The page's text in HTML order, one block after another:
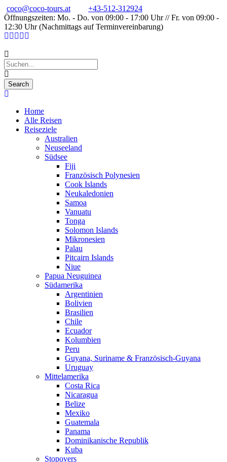
coco@coco-tours.at
+43-512-312924
Öffnungszeiten: Mo. - Do. von 09:00 - 17:00 Uhr // Fr. von 09:00 -
12:30 Uhr (Nachmittags auf Terminvereinbarung)
Home
Alle Reisen
Reiseziele
Australien
Neuseeland
Südsee
Fiji
Französisch Polynesien
Cook Islands
Neukaledonien
Samoa
Vanuatu
Tonga
Solomon Islands
Mikronesien
Palau
Pitcairn Islands
Niue
Papua Neuguinea
Südamerika
Argentinien
Bolivien
Brasilien
Chile
Ecuador
Kolumbien
Peru
Guyana, Suriname & Französisch-Guyana
Uruguay
Mittelamerika
Costa Rica
Nicaragua
Belize
Mexiko
Guatemala
Panama
Dominikanische Republik
Kuba
Stopovers